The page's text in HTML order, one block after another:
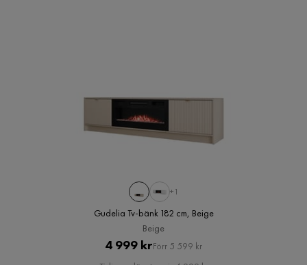
+1
Gudelia Tv-bänk 182 cm, Beige
Beige
Pris
4 999 krOriginal
Förr 5 599 kr